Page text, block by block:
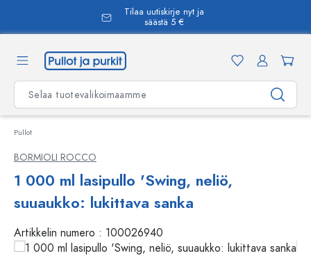
Tilaa uutiskirje nyt ja
säästä 5 €
Pullot
BORMIOLI ROCCO
1 000 ml lasipullo 'Swing, neliö,
suuaukko: lukittava sanka
Artikkelin numero : 100026940